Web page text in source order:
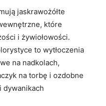
jaskrawożółte
które
i żywiołowości.
to wytłoczenia
na nadkolach,
na torbę i ozdobne
dywanikach